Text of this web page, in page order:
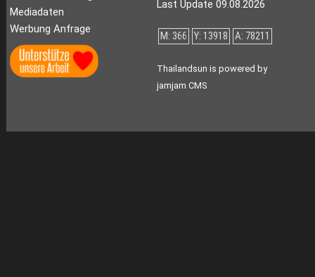
Mediadaten
Werbung Anfrage
Last Update 09.08.2026
M: 366 Y: 13918 A: 78211
Thailandsun is powered by
jamjam CMS